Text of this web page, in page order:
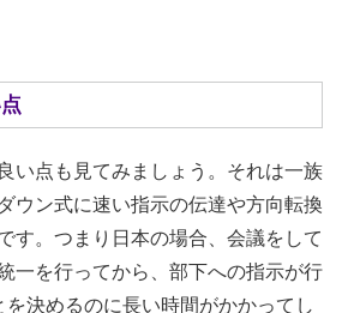
い点も見てみましょう。それは一族
ウン式に速い指示の伝達や方向転換
す。つまり日本の場合、会議をして
一を行ってから、部下への指示が行
決めるのに長い時間がかかってし